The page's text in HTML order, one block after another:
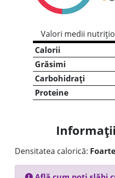
Valori medii
Calorii
Grăsimi
Carbohidrați
Proteine
Densitatea calorică: